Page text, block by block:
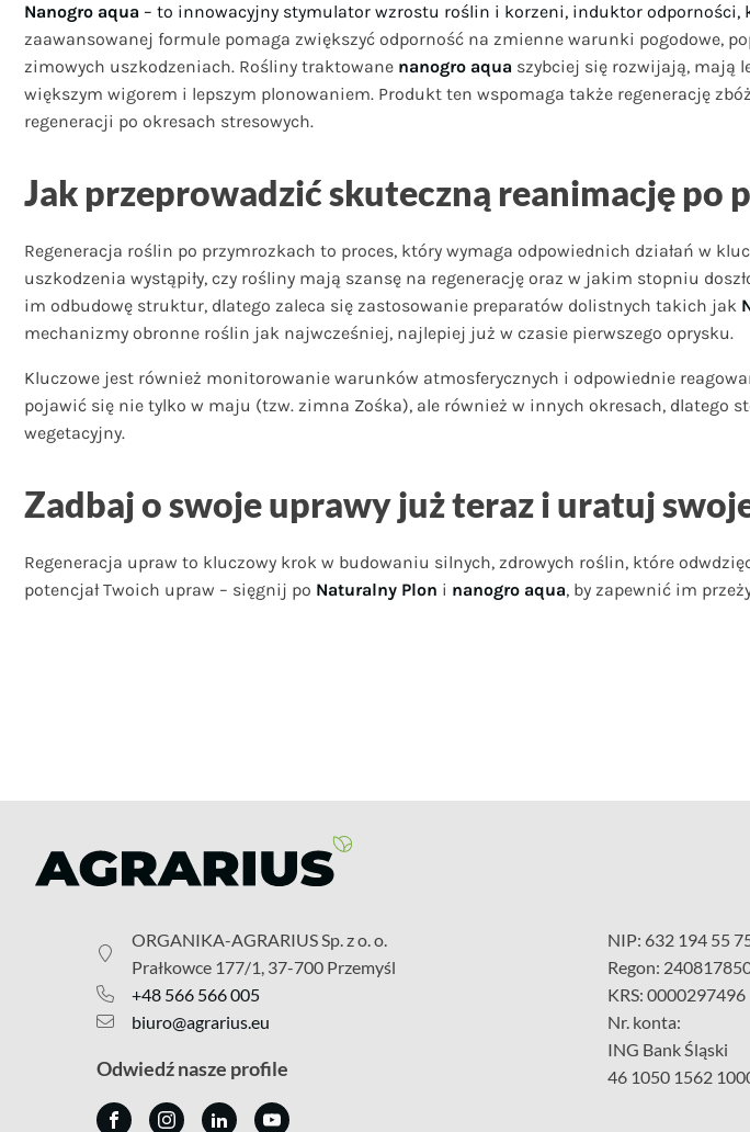
Nanogro aqua – to innowacyjny stymulator wzrostu roślin i korzeni, induktor
zaawansowanej formule pomaga zwiększyć odporność na zmienne warunki pogodowe,
zimowych uszkodzeniach. Rośliny traktowane nanogro aqua szybciej się rozwijają, mają
większym wigorem i lepszym plonowaniem. Produkt ten wspomaga także regenerację
regeneracji po okresach stresowych.
Jak przeprowadzić skuteczną reanimację po
Regeneracja roślin po przymrozkach to proces, który wymaga odpowiednich działań w
uszkodzenia wystąpiły, czy rośliny mają szansę na regenerację oraz w jakim stopniu
im odbudowę struktur, dlatego zaleca się zastosowanie preparatów dolistnych takich jak
mechanizmy obronne roślin jak najwcześniej, najlepiej już w czasie pierwszego oprysku.
Kluczowe jest również monitorowanie warunków atmosferycznych i odpowiednie
pojawić się nie tylko w maju (tzw. zimna Zośka), ale również w innych okresach, dlatego
wegetacyjny.
Zadbaj o swoje uprawy już teraz i uratuj
Regeneracja upraw to kluczowy krok w budowaniu silnych, zdrowych roślin, które
potencjał Twoich upraw – sięgnij po Naturalny Plon i nanogro aqua, by zapewnić im
ORGANIKA-AGRARIUS Sp. z o. o.
Prałkowce 177/1, 37-700 Przemyśl
+48 566 566 005
biuro@agrarius.eu
Odwiedź nasze profile
NIP: 632 194 55
Regon:
KRS: 0000297496
Nr. konta:
ING Bank Śląski
46 1050 1562